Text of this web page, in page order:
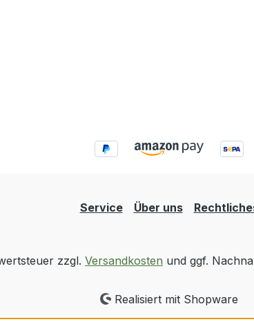
Service Über uns
zzgl. Versandkosten und ggf.
Realisiert mit Shopware